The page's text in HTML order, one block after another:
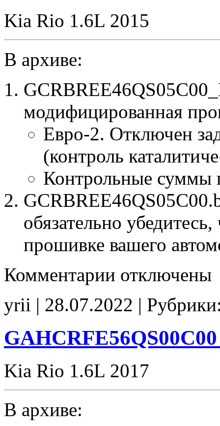
Kia Rio 1.6L 2015
В архиве:
модифицированная
Евро-2. Отключен
(контроль
Контрольные суммы
обязательно
прошивке вашего
Комментарии записи
CHK(ok)
отключены
yrii | 28.07.2022 |
Kia Rio 1.6L 2017
В архиве: